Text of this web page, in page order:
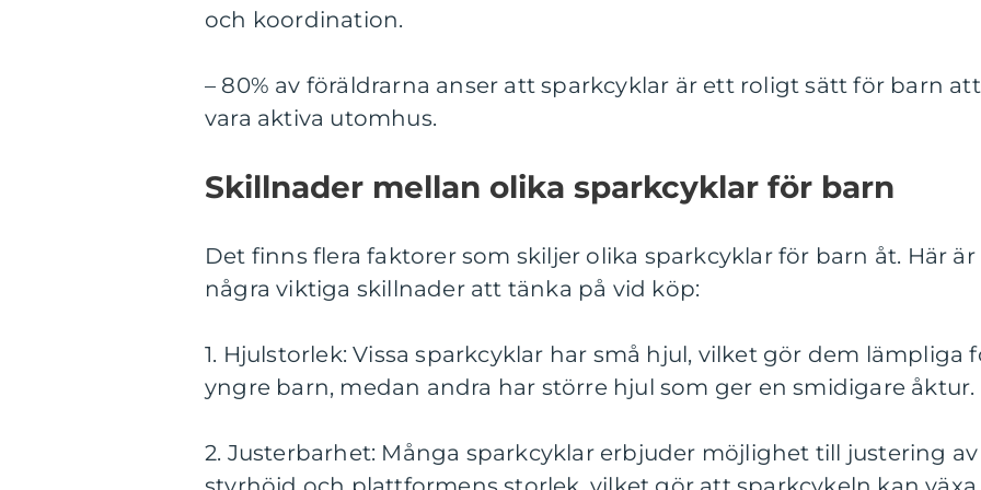
och koordination.
– 80% av föräldrarna anser att sparkcyklar är ett roligt sätt för barn att
vara aktiva utomhus.
Skillnader mellan olika sparkcyklar för barn
Det finns flera faktorer som skiljer olika sparkcyklar för barn åt. Här är
några viktiga skillnader att tänka på vid köp:
1. Hjulstorlek: Vissa sparkcyklar har små hjul, vilket gör dem lämpliga
yngre barn, medan andra har större hjul som ger en smidigare åktur.
2. Justerbarhet: Många sparkcyklar erbjuder möjlighet till justering av